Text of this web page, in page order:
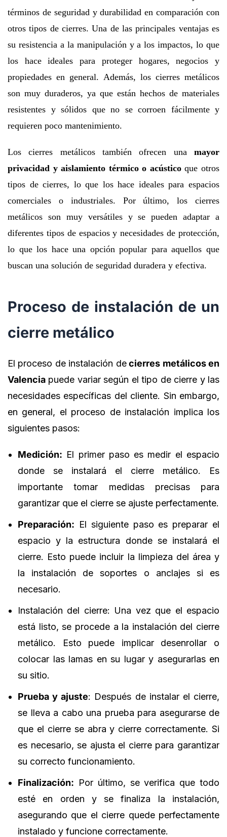
términos de seguridad y durabilidad en comparación con
otros tipos de cierres. Una de las principales ventajas es
su resistencia a la manipulación y a los impactos, lo que
los hace ideales para proteger hogares, negocios y
propiedades en general. Además, los cierres metálicos
son muy duraderos, ya que están hechos de materiales
resistentes y sólidos que no se corroen fácilmente y
requieren poco mantenimiento.
Los cierres metálicos también ofrecen una mayor
privacidad y aislamiento térmico o acústicoque otros
tipos de cierres, lo que los hace ideales para espacios
comerciales o industriales. Por último, los cierres
metálicos son muy versátiles y se pueden adaptar a
diferentes tipos de espacios y necesidades de protección,
lo que los hace una opción popular para aquellos que
buscan una solución de seguridad duradera y efectiva.
Proceso de instalación de un
cierre metálico
El proceso de instalación decierres metálicos en
Valencia puede variar según el tipo de cierre y las
necesidades específicas del cliente. Sin embargo,
en general, el proceso de instalación implica los
siguientes pasos:
Medición: El primer paso es medir el espacio
donde se instalará el cierre metálico. Es
importante tomar medidas precisas para
garantizar que el cierre se ajuste perfectamente.
Preparación: El siguiente paso es preparar el
espacio y la estructura donde se instalará el
cierre. Esto puede incluir la limpieza del área y
la instalación de soportes o anclajes si es
necesario.
Instalación del cierre: Una vez que el espacio
está listo, se procede a la instalación del cierre
metálico. Esto puede implicar desenrollar o
colocar las lamas en su lugar y asegurarlas en
su sitio.
Prueba y ajuste: Después de instalar el cierre,
se lleva a cabo una prueba para asegurarse de
que el cierre se abra y cierre correctamente. Si
es necesario, se ajusta el cierre para garantizar
su correcto funcionamiento.
Finalización: Por último, se verifica que todo
esté en orden y se finaliza la instalación,
asegurando que el cierre quede perfectamente
instalado y funcione correctamente.